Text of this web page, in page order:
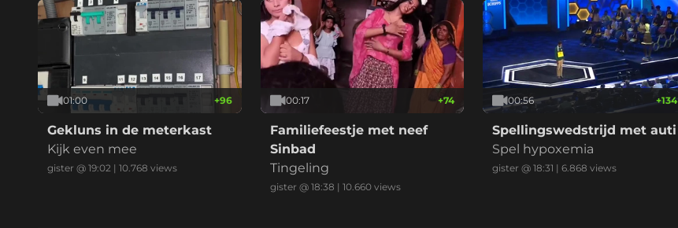
01:00 +96
Gekluns in de meterkast
Kijk even mee
gister @ 19:02 | 10.768 views
00:17 +74
Familiefeestje met neef
Sinbad
Tingeling
gister @ 18:38 | 10.660views
00:56 +134
Spellingswedstrijd met auti
Spel hypoxemia
gister @ 18:31 |6.868 views